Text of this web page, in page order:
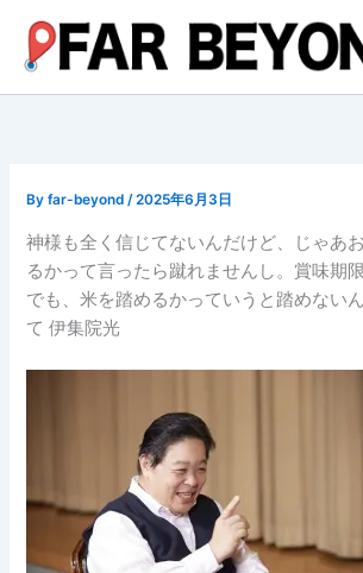
ス
Byfar-beyond/2025年6月3日
神様も全く信じてないんだけど、じゃあ
るかって言ったら蹴れませんし。賞味期
でも、米を踏めるかっていうと踏めない
て 伊集院光